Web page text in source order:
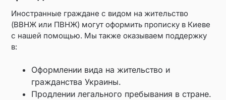
Иностранные граждане с видом на жительство
(ВВНЖ или ПВНЖ) могут оформить прописку в Киеве
с нашей помощью. Мы также оказываем поддержку
в:
Оформлении вида на жительство и
гражданства Украины.
Продлении легального пребывания в стране.